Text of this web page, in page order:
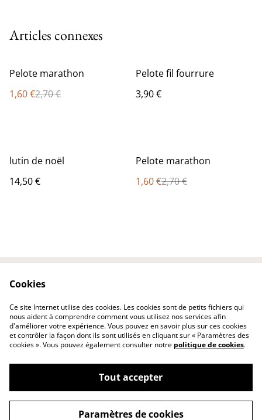
Articles connexes
%
Pelote marathon
1,60 €2,70 €
Pelote fil fourrure
3,90 €
lutin de noël
14,50 €
%
Pelote marathon
1,60 €2,70 €
Politique de
confidentialité
Politique de cookies
©2026katou créations
Cookies
Ce site Internet utilise des cookies. Les cookies sont de petits fichiers qui
nous aident à comprendre comment vous utilisez nos services afin
d'améliorer votre expérience. Vous pouvez en savoir plus sur ces cookies
et contrôler la façon dont ils sont utilisés en cliquant sur « Paramètres des
cookies ». Vous pouvez également consulter notre politique de cookies.
Tout accepter
Paramètres de cookies